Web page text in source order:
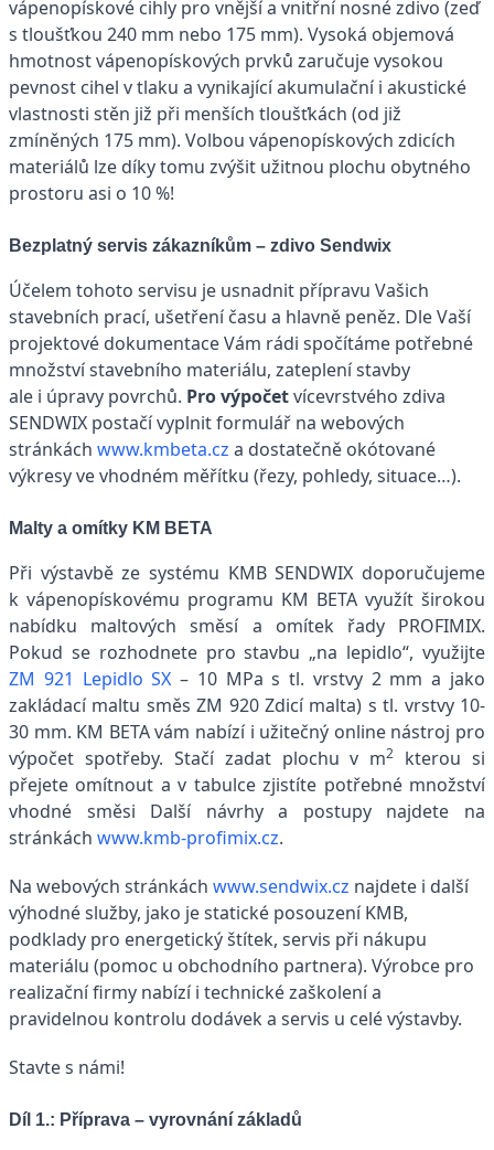
vápenopískové cihly pro vnější a vnitřní nosné zdivo (zeď
s tloušťkou 240 mm nebo 175 mm). Vysoká objemová
hmotnost vápenopískových prvků zaručuje vysokou
pevnost cihel v tlaku a vynikající akumulační i akustické
vlastnosti stěn již při menších tloušťkách (od již
zmíněných 175 mm). Volbou vápenopískových zdicích
materiálů lze díky tomu zvýšit užitnou plochu obytného
prostoru asi o 10 %!
Bezplatný servis zákazníkům – zdivo Sendwix
Účelem tohoto servisu je usnadnit přípravu Vašich
stavebních prací, ušetření času a hlavně peněz. Dle Vaší
projektové dokumentace Vám rádi spočítáme potřebné
množství stavebního materiálu, zateplení stavby
ale i úpravy povrchů. Pro výpočetvícevrstvého zdiva
SENDWIX postačí vyplnit formulář na webových
stránkách www.kmbeta.cz a dostatečně okótované
výkresy ve vhodném měřítku (řezy, pohledy, situace…).
Malty a omítky KM BETA
Při výstavbě ze systému KMB SENDWIX doporučujeme
k vápenopískovému programu KM BETA využít širokou
nabídku maltových směsí a omítek řady PROFIMIX.
Pokud se rozhodnete pro stavbu „na lepidlo“, využijte
ZM 921 Lepidlo SX – 10 MPa s tl. vrstvy 2 mm a jako
zakládací maltu směs ZM 920 Zdicí malta) s tl. vrstvy 10-
30 mm. KM BETA vám nabízí i užitečný online nástroj pro
výpočet spotřeby. Stačí zadat plochu v m2
kterou si
přejete omítnout a v tabulce zjistíte potřebné množství
vhodné směsi Další návrhy a postupy najdete na
stránkách www.kmb-profimix.cz.
Na webových stránkách www.sendwix.cz najdete i další
výhodné služby, jako je statické posouzení KMB,
podklady pro energetický štítek, servis při nákupu
materiálu (pomoc u obchodního partnera). Výrobce pro
realizační firmy nabízí i technické zaškolení a
pravidelnou kontrolu dodávek a servis u celé výstavby.
Stavte s námi!
Díl 1.: Příprava – vyrovnání základů